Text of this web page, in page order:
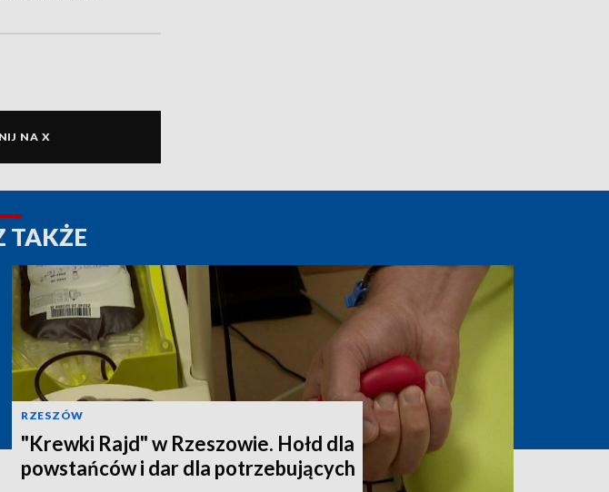
NA X
TAKŻE
RZESZÓW
"Krewki Rajd" w Rzeszowie. Hołd dla
powstańców i dar dla potrzebujących